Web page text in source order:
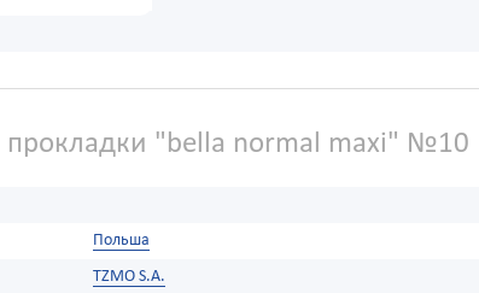
прокладки "bella normal maxi" №10
Польша
TZMO S.A.